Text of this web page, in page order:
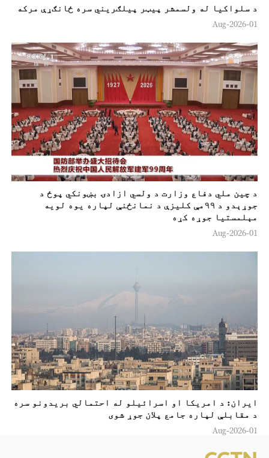
د سلواکیا له ولسمشر پیټر پیلګریني سره ځانګړې مرکه
01-Aug-2026
د چین ملي دفاع وزارت د ولسي ازادۍ بښونکي پوځ د
جوړېدو د ۹۹مې کليزې د نمانځنې لپاره یوه لويه
مېلمستيا جوړه کړه
01-Aug-2026
ایران: د امریکا او اسرائیلو له احتمالي بریدونو سره
د مقابلې لپاره جامع پلان جوړ شوی
01-Aug-2026